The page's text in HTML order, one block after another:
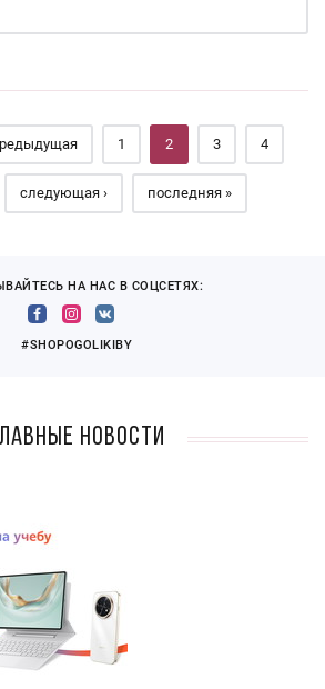
1 2 3 4
следующая › последняя »
НА НАС В СОЦСЕТЯХ:
#SHOPOGOLIKIBY
новости